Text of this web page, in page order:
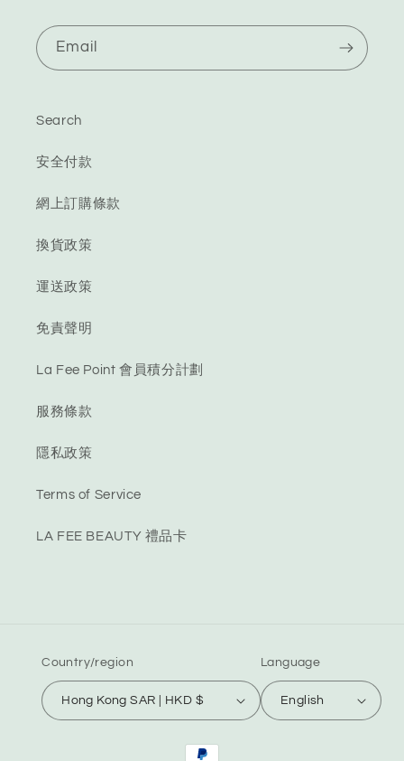
Email
Search
安全付款
網上訂購條款
換貨政策
運送政策
免責聲明
La Fee Point 會員積分計劃
服務條款
隱私政策
Terms of Service
LA FEE BEAUTY 禮品卡
Country/region
Hong Kong SAR | HKD $
Language
English
Payment